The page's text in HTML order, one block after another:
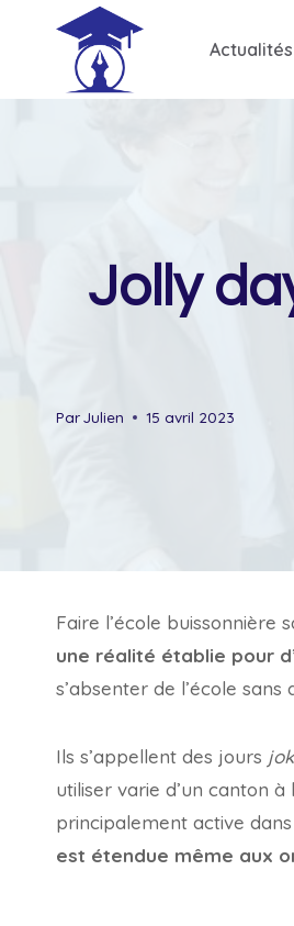
Actualités
Jolly
ParJulien 15 avril 2023
Faire l’école buissonnière
une réalité établie pour
s’absenter de l’école
Ils s’appellent des jours
utiliser varie d’un canton
principalement active
est étendue même aux